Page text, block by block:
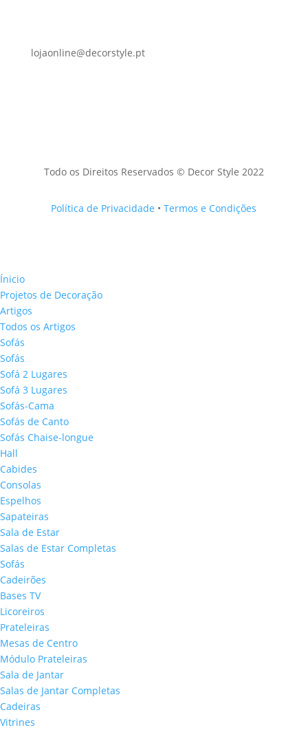
lojaonline@decorstyle.pt
Todo os Direitos Reservados © Decor Style 2022
Política de Privacidade •Termos e Condições
Ínicio
Projetos de Decoração
Artigos
Todos os Artigos
Sofás
Sofás
Sofá 2 Lugares
Sofá 3 Lugares
Sofás-Cama
Sofás de Canto
Sofás Chaise-longue
Hall
Cabides
Consolas
Espelhos
Sapateiras
Sala de Estar
Salas de Estar Completas
Sofás
Cadeirões
Bases TV
Licoreiros
Prateleiras
Mesas de Centro
Módulo Prateleiras
Sala de Jantar
Salas de Jantar Completas
Cadeiras
Vitrines